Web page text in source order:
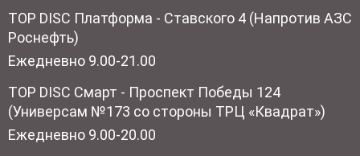
TOP DISC Платформа - Ставского 4 (Напротив АЗС
Роснефть)
Ежедневно 9.00-21.00
TOP DISC Смарт - Проспект Победы 124
(Универсам №173 со стороны ТРЦ «Квадрат»)
Ежедневно 9.00-20.00